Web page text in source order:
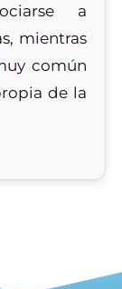
a
mientras
común
de la